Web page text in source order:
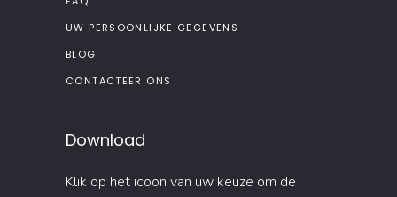
UW PERSOONLIJKE GEGEVENS
BLOG
CONTACTEER ONS
Download
Klik op het icoon van uw keuze om de